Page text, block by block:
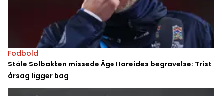
Fodbold
Ståle Solbakken missede Åge Hareides begravelse: Trist
årsag ligger bag